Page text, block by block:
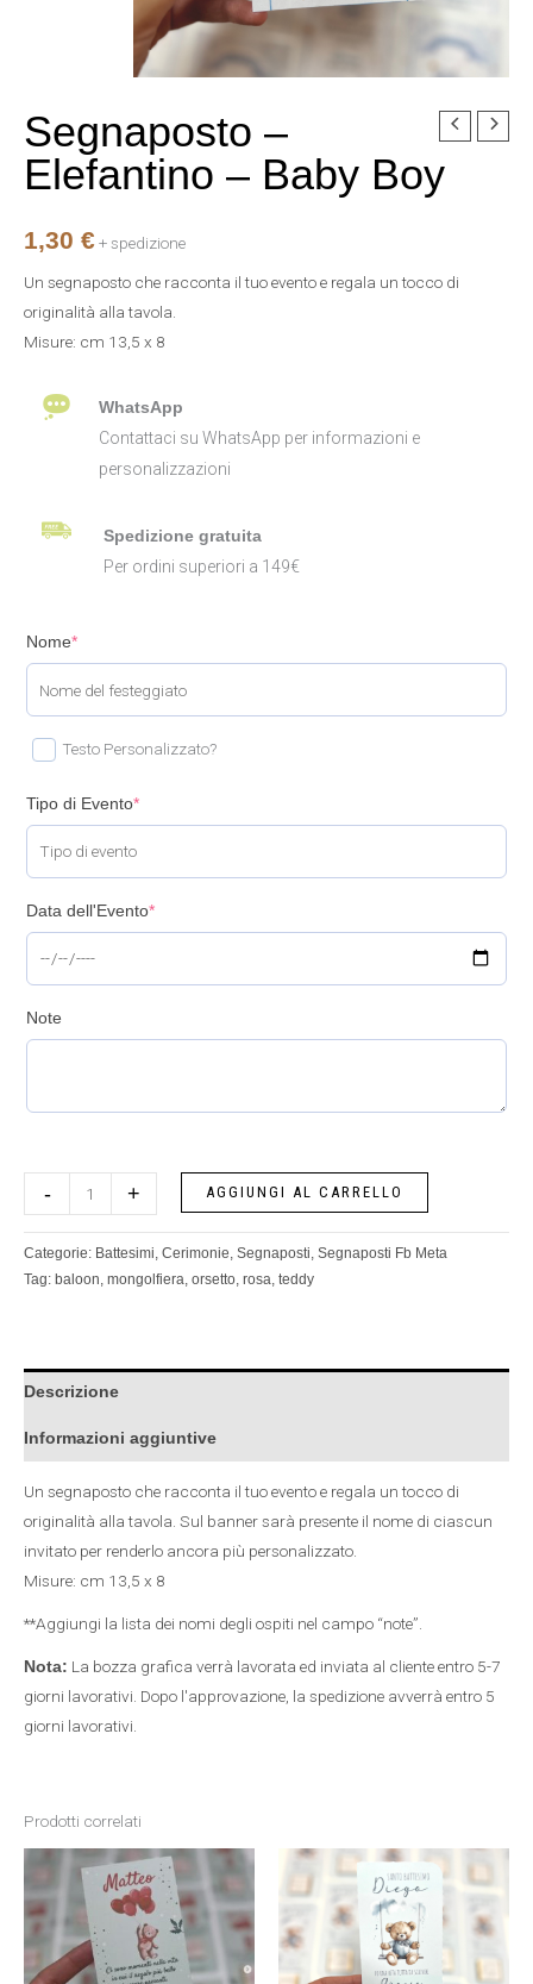
Segnaposto –
Elefantino – Baby Boy
1,30 €+ spedizione
Un segnaposto che racconta il tuo evento e regala un tocco di
originalità alla tavola.
Misure: cm 13,5 x 8
WhatsApp
Contattaci su WhatsApp per informazioni e
personalizzazioni
Spedizione gratuita
Per ordini superiori a 149€
Nome*
Testo Personalizzato?
Tipo di Evento*
Data dell'Evento*
Note
-
Segnaposto
Elefantino
Baby
quantità
+ AGGIUNGI AL CARRELLO
Categorie: Battesimi, Cerimonie, Segnaposti, Segnaposti Fb Meta
Tag: baloon, mongolfiera, orsetto, rosa, teddy
Descrizione
Informazioni aggiuntive
Un segnaposto che racconta il tuo evento e regala un tocco di
originalità alla tavola. Sul banner sarà presente il nome di ciascun
invitato per renderlo ancora più personalizzato.
Misure: cm 13,5 x 8
**Aggiungi la lista dei nomi degli ospiti nel campo “note”.
Nota: La bozza grafica verrà lavorata ed inviata al cliente entro 5-7
giorni lavorativi. Dopo l'approvazione, la spedizione avverrà entro 5
giorni lavorativi.
Prodotti correlati